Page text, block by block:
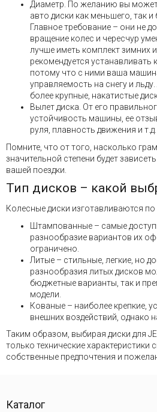
Диаметр. По желанию вы
авто диски как меньшего, так
Главное требование – они не
вращение колес и чересчур
лучше иметь комплект зимних
рекомендуется устанавливать
потому что с ними ваша
управляемость на снегу и
более крупные, накатистые
Вылет диска. От его
устойчивость машины, ее
руля, плавность движения и т.д.
Помните, что от того, насколько
значительной степени будет
вашей поездки.
Тип дисков – какой
Колесные диски изготавливаются
Штампованные – самые
разнообразие вариантов их
ограничено.
Литые – стильные, легкие, но
разнообразия литых дисков
бюджетные варианты, так и
модели.
Кованые – наиболее крепкие,
внешних воздействий, однако
Таким образом, выбирая диски для
только технические характеристики
собственные предпочтения и
Каталог